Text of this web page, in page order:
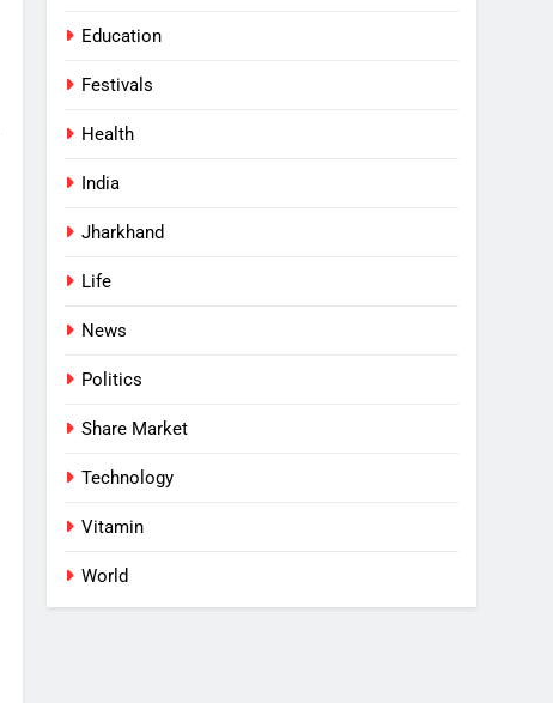
Education
Festivals
Health
India
Jharkhand
Life
News
Politics
Share Market
Technology
Vitamin
World